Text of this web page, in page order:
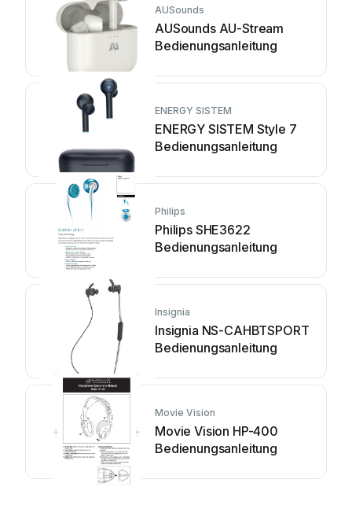
AUSounds
AUSounds AU-Stream
Bedienungsanleitung
ENERGY SISTEM
ENERGY SISTEM Style 7
Bedienungsanleitung
Philips
Philips SHE3622
Bedienungsanleitung
Insignia
Insignia NS-CAHBTSPORT
Bedienungsanleitung
Movie Vision
Movie Vision HP-400
Bedienungsanleitung